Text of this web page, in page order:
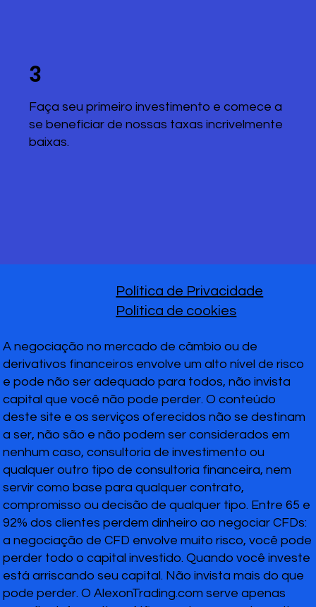
3
Faça seu primeiro investimento e comece a
se beneficiar de nossas taxas incrivelmente
baixas.
A negociação no mercado de câmbio ou de
derivativos financeiros envolve um alto nível de risco
e pode não ser adequado para todos, não invista
capital que você não pode perder. O conteúdo
deste site e os serviços oferecidos não se destinam
a ser, não são e não podem ser considerados em
nenhum caso, consultoria de investimento ou
qualquer outro tipo de consultoria financeira, nem
servir como base para qualquer contrato,
compromisso ou decisão de qualquer tipo. Entre 65 e
92% dos clientes perdem dinheiro ao negociar CFDs:
a negociação de CFD envolve muito risco, você pode
perder todo o capital investido. Quando você investe
está arriscando seu capital. Não invista mais do que
pode perder. O AlexonTrading.com serve apenas
Política de Privacidade
Política de cookies